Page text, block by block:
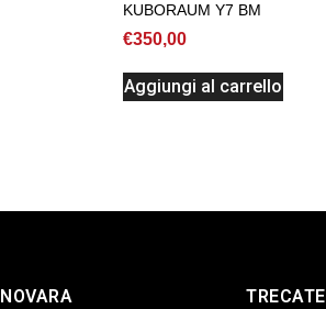
KUBORAUM Y7 BM
€350,00
Aggiungi al carrello
NOVARA TRECATE